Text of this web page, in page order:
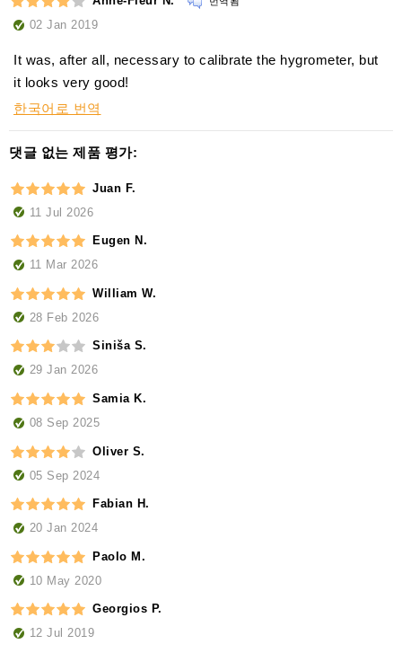
02 Jan 2019
It was, after all, necessary to calibrate the hygrometer, but
it looks very good!
한국어로 번역
댓글 없는 제품 평가:
Juan F.
11 Jul 2026
Eugen N.
11 Mar 2026
William W.
28 Feb 2026
Siniša S.
29 Jan 2026
Samia K.
08 Sep 2025
Oliver S.
05 Sep 2024
Fabian H.
20 Jan 2024
Paolo M.
10 May 2020
Georgios P.
12 Jul 2019